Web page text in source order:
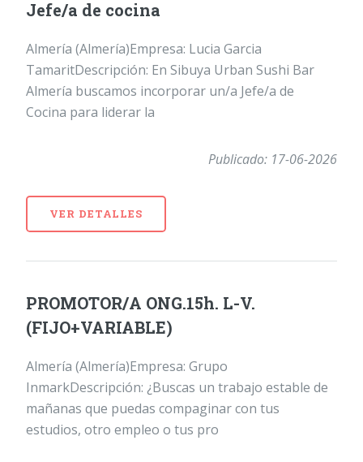
Jefe/a de cocina
Almería (Almería)Empresa: Lucia Garcia
TamaritDescripción: En Sibuya Urban Sushi Bar
Almería buscamos incorporar un/a Jefe/a de
Cocina para liderar la
Publicado: 17-06-2026
VER DETALLES
PROMOTOR/A ONG.15h. L-V.
(FIJO+VARIABLE)
Almería (Almería)Empresa: Grupo
InmarkDescripción: ¿Buscas un trabajo estable de
mañanas que puedas compaginar con tus
estudios, otro empleo o tus pro